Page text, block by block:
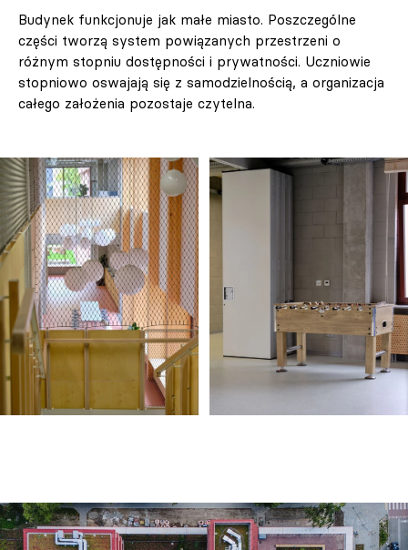
Budynek funkcjonuje jak małe miasto. Poszczególne
części tworzą system powiązanych przestrzeni o
różnym stopniu dostępności i prywatności. Uczniowie
stopniowo oswajają się z samodzielnością, a organizacja
całego założenia pozostaje czytelna.